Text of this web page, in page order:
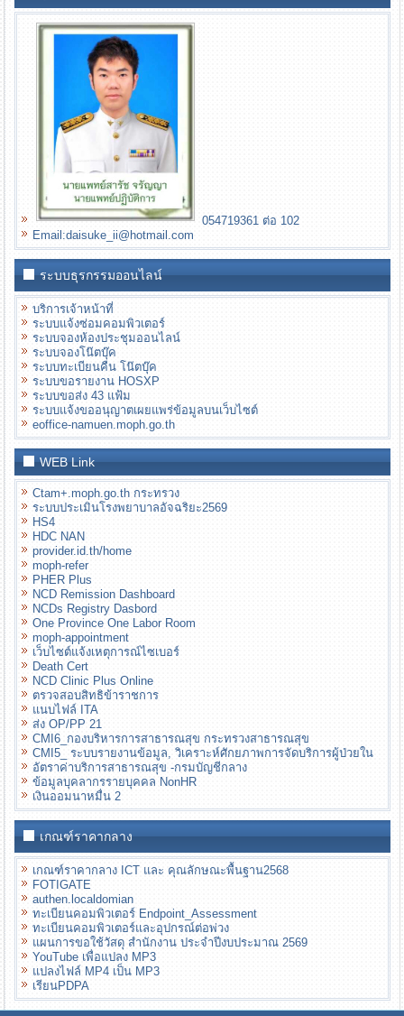
054719361 ต่อ 102
Email:daisuke_ii@hotmail.com
ระบบธุรกรรมออนไลน์
บริการเจ้าหน้าที่
ระบบแจ้งซ่อมคอมพิวเตอร์
ระบบจองห้องประชุมออนไลน์
ระบบจองโน๊ตบุ๊ค
ระบบทะเบียนคืน โน๊ตบุ๊ค
ระบบขอรายงาน HOSXP
ระบบขอส่ง 43 แฟ้ม
ระบบแจ้งขออนุญาตเผยแพร่ข้อมูลบนเว็บไซต์
eoffice-namuen.moph.go.th
WEB Link
Ctam+.moph.go.th กระทรวง
ระบบประเมินโรงพยาบาลอัจฉริยะ2569
HS4
HDC NAN
provider.id.th/home
moph-refer
PHER Plus
NCD Remission Dashboard
NCDs Registry Dasbord
One Province One Labor Room
moph-appointment
เว็บไซต์แจ้งเหตุการณ์ไซเบอร์
Death Cert
NCD Clinic Plus Online
ตรวจสอบสิทธิข้าราชการ
แนบไฟล์ ITA
ส่ง OP/PP 21
CMI6_กองบริหารการสาธารณสุข กระทรวงสาธารณสุข
CMI5_ ระบบรายงานข้อมูล, วิเคราะห์ศักยภาพการจัดบริการผู้ป่วยใน
อัตราค่าบริการสาธารณสุข -กรมบัญชีกลาง
ข้อมูลบุคลากรรายบุคคล NonHR
เงินออมนาหมื่น 2
เกณฑ์ราคากลาง
เกณฑ์ราคากลาง ICT และ คุณลักษณะพื้นฐาน2568
FOTIGATE
authen.localdomian
ทะเบียนคอมพิวเตอร์ Endpoint_Assessment
ทะเบียนคอมพิวเตอร์และอุปกรณ์ต่อพ่วง
แผนการขอใช้วัสดุ สำนักงาน ประจำปีงบประมาณ 2569
YouTube เพื่อแปลง MP3
แปลงไฟล์ MP4 เป็น MP3
เรียนPDPA